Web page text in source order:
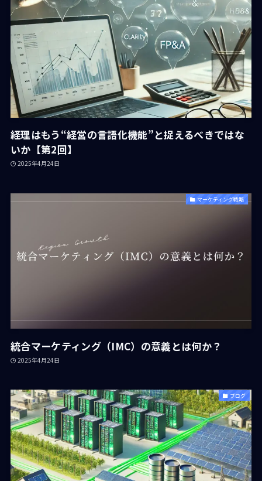
経理はもう“経営の言語化機能”と捉えるべきではな
いか【第2回】
2025年4月24日
マーケティング戦略
統合マーケティング（IMC）の意義とは何か？
2025年4月24日
ブログ